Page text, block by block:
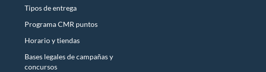
Tipos de entrega
Programa CMR puntos
Horario y tiendas
Bases legales de campañas y
concursos